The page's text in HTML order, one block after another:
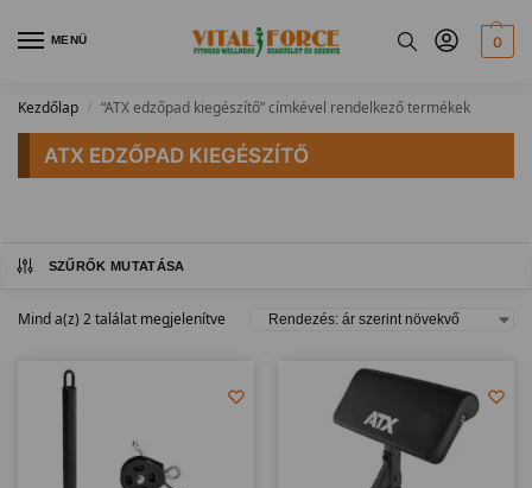
MENÜ 0
Kezdőlap / “ATX edzőpad kiegészítő” címkével rendelkező termékek
ATX EDZŐPAD KIEGÉSZÍTŐ
SZŰRŐK MUTATÁSA
Mind a(z) 2 találat megjelenítve